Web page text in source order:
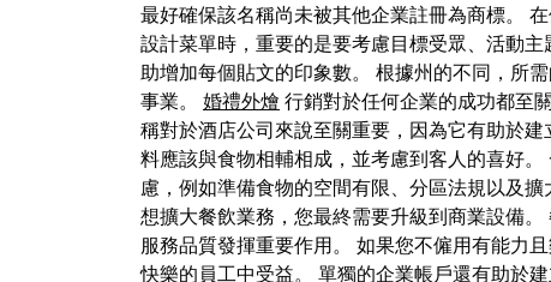
最好確保該名稱尚未被其他企業註冊為商標。
設計菜單時，重要的是要考慮目標受眾、活動主
助增加每個貼文的印象數。 根據州的不同，所
事業。 婚禮外燴 行銷對於任何企業的成功都至
稱對於酒店公司來說至關重要，因為它有助於
料應該與食物相輔相成，並考慮到客人的喜好
慮，例如準備食物的空間有限、分區法規以及
想擴大餐飲業務，您最終需要升級到商業設備
服務品質發揮重要作用。 如果您不僱用有能力
快樂的員工中受益。 單獨的企業帳戶還有助於